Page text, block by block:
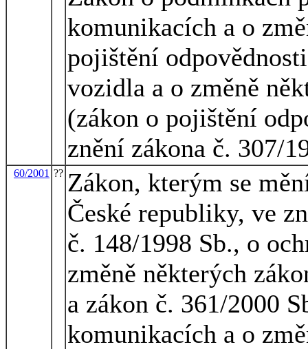
komunikacích a o
pojištění
vozidla a o změně
(zákon o pojištění
znění zákona č. 307/
60/2001 ?? Zákon, kterým se
České republiky, ve
č. 148/1998 Sb., o
změně některých
a zákon č. 361/2000
komunikacích a o